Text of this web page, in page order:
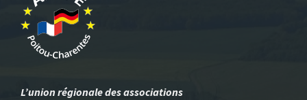
L’union régionale des associations